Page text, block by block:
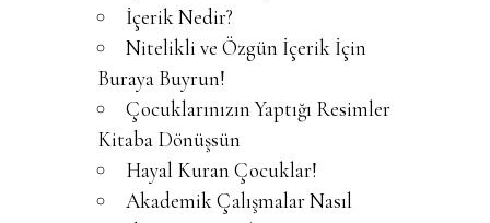
İçerik Nedir?
Nitelikli ve Özgün İçerik İçin
Buraya Buyrun!
Çocuklarınızın Yaptığı Resimler
Kitaba Dönüşsün
Hayal Kuran Çocuklar!
Akademik Çalışmalar Nasıl